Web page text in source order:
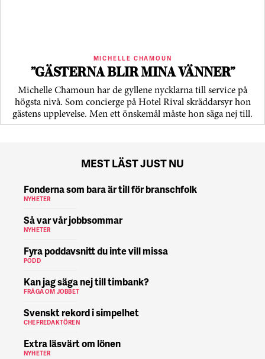
MICHELLE CHAMOUN
”GÄSTERNA BLIR MINA VÄNNER”
Michelle Chamoun har de gyllene nycklarna till service på
högsta nivå. Som concierge på Hotel Rival skräddarsyr hon
gästens upp­levelse. Men ett önskemål måste hon säga nej till.
MEST LÄST JUST NU
Fonderna som bara är till för branschfolk
NYHETER
Så var vår jobbsommar
NYHETER
Fyra poddavsnitt du inte vill missa
PODD
Kan jag säga nej till timbank?
FRÅGA OM JOBBET
Svenskt rekord i simpelhet
CHEFREDAKTÖREN
Extra läsvärt om lönen
NYHETER